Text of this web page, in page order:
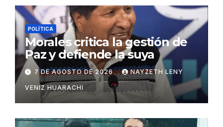
POLÍTICA
Morales critica la gestión de
Paz y defiende la suya
7 DE AGOSTO DE 2026 NAYZETH LENY
VENIZ HUARACHI